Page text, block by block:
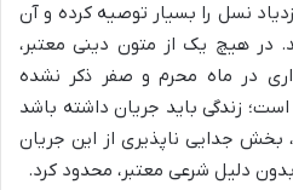
نسل را بسیار توصیه کرده و آن
در هیچ یک از متون دینی معتبر،
در ماه محرم و صفر ذکر نشده
زندگی باید جریان داشته باشد
بخش جدایی ناپذیری از این جریان
دلیل شرعی معتبر، محدود کرد.